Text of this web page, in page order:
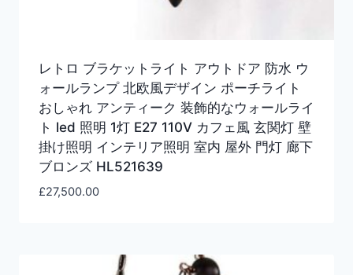
レトロ ブラケットライト アウトドア 防水 ウ
ォールランプ 北欧風デザイン ポーチライト
おしゃれ アンティーク 装飾的なウォールライ
ト led 照明 1灯 E27 110V カフェ風 玄関灯 壁
掛け照明 インテリア照明 室内 屋外 門灯 廊下
ブロンズ HL521639
£27,500.00